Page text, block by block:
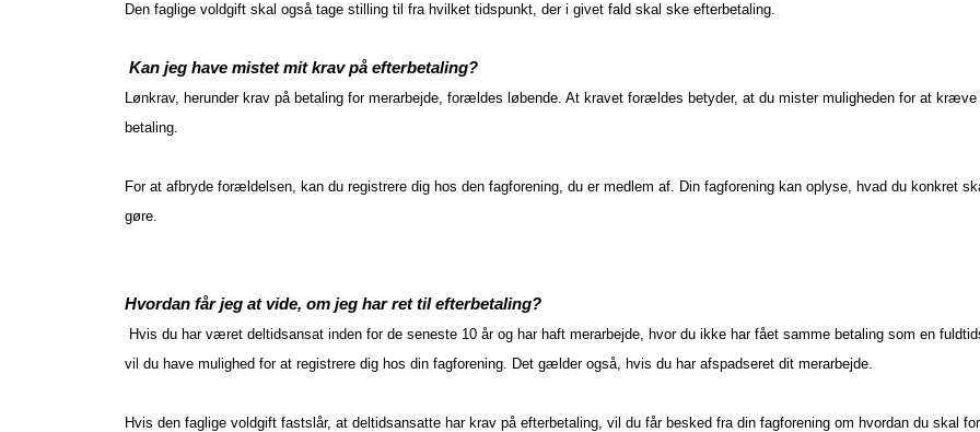
Den faglige voldgift skal også tage stilling til fra hvilket tidspunkt, der i givet fald skal ske efterbetaling.
Kan jeg have mistet mit krav på efterbetaling?
Lønkrav, herunder krav på betaling for merarbejde, forældes løbende. At kravet forældes betyder, at du mister muligheden for at kræve
betaling.
For at afbryde forældelsen, kan du registrere dig hos den fagforening, du er medlem af. Din fagforening kan oplyse, hvad du konkret
gøre.
Hvordan får jeg at vide, om jeg har ret til efterbetaling?
Hvis du har været deltidsansat inden for de seneste 10 år og har haft merarbejde, hvor du ikke har fået samme betaling som en
vil du have mulighed for at registrere dig hos din fagforening. Det gælder også, hvis du har afspadseret dit merarbejde.
Hvis den faglige voldgift fastslår, at deltidsansatte har krav på efterbetaling, vil du får besked fra din fagforening om hvordan du skal